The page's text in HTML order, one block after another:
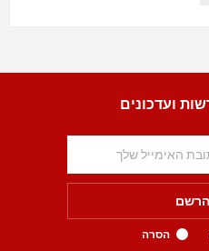
ועדכונים
הרשם
הסרה